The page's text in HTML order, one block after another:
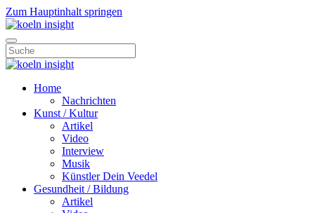
Zum Hauptinhalt springen
Home
Nachrichten
Kunst / Kultur
Artikel
Video
Interview
Musik
Künstler Dein Veedel
Gesundheit / Bildung
Artikel